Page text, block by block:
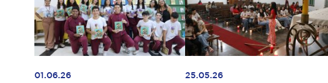
01.06.26 25.05.26